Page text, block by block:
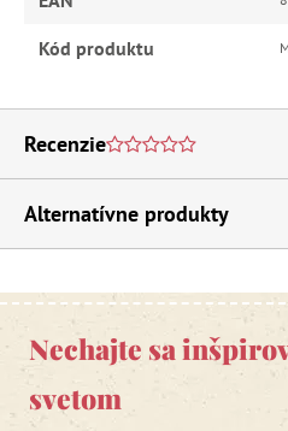
Kód produktu
Recenzie
Alternatívne produkty
Nechajte sa
svetom